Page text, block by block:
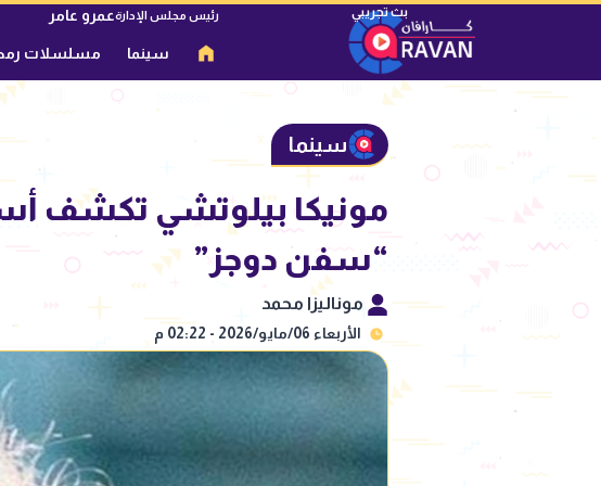
رئيس مجلس الإدارةعمرو عامر
سينما مسلسلات رمضان
سينما
مونيكا بيلوتشي تكشف
“سفن دوجز”
موناليزا محمد
الأربعاء 06/مايو/2026 - 02:22 م